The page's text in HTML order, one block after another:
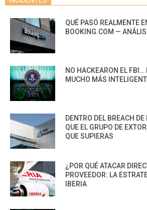
QUÉ PASÓ REALMENTE
BOOKING.COM —
NO HACKEARON EL FBI…
MUCHO MÁS
DENTRO DEL BREACH
QUE EL GRUPO DE
QUE SUPIERAS
¿POR QUÉ ATACAR
PROVEEDOR: LA
IBERIA